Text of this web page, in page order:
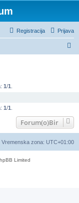
Prijava
Registracija
ž
i
1/1
1/1
Forum(o)Bir
Vremenska zona: UTC+01:00
Limited